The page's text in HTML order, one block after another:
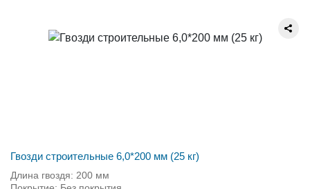
Гвозди строительные 6,0*200 мм (25 кг)
Длина гвоздя: 200 мм